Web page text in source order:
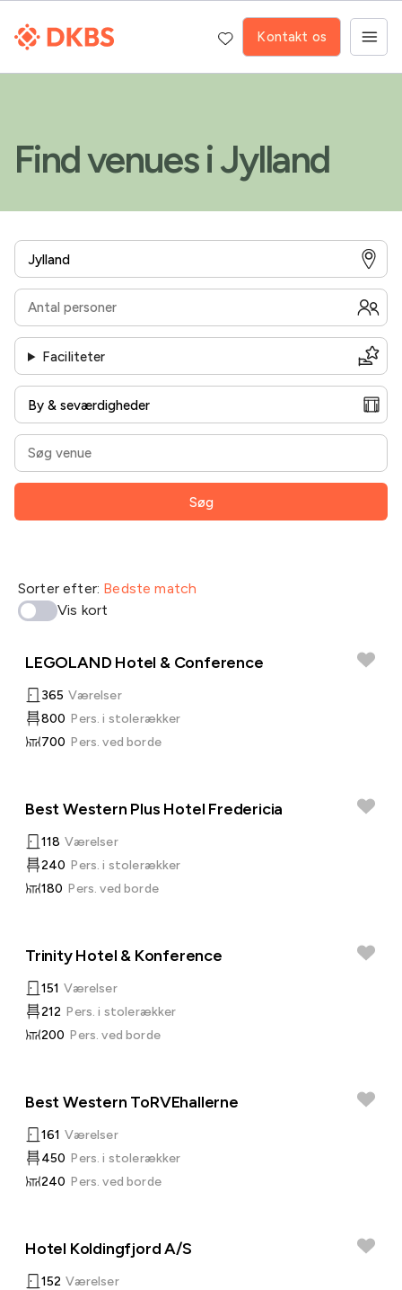
Kontakt os
Find venues i Jylland
Faciliteter
Søg
Sorter efter: Bedste match
Vis kort
LEGOLAND Hotel & Conference
365 Værelser
800 Pers. i stolerækker
700 Pers. ved borde
Best Western Plus Hotel Fredericia
118 Værelser
240 Pers. i stolerækker
180 Pers. ved borde
Trinity Hotel & Konference
151 Værelser
212 Pers. i stolerækker
200 Pers. ved borde
Best Western ToRVEhallerne
161 Værelser
450 Pers. i stolerækker
240 Pers. ved borde
Hotel Koldingfjord A/S
152 Værelser